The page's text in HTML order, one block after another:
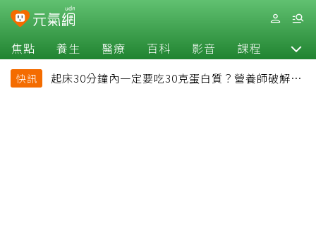
焦點 養生 醫療 百科 影音 課程 退休
快訊
起床30分鐘內一定要吃30克蛋白質？營養師破解